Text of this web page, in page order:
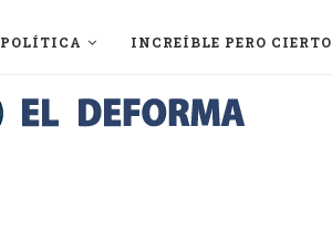
POLÍTICA INCREÍBLE PERO CIERTO